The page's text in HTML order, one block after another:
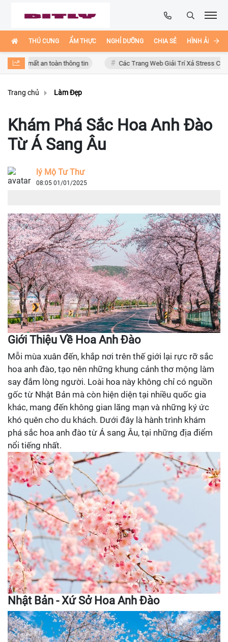
THÚ CƯNG ẨM THỰC NGHỈ DƯỠNG CHIA SẺ HÌNH ẢNH
an toàn thông tin Các Trang Web Giải Trí Xả Stress Cực Hay Ho
Trang chủ Làm Đẹp
Khám Phá Sắc Hoa Anh Đào
Từ Á Sang Âu
lý Mộ Tư Thư
08:05 01/01/2025
Giới Thiệu Về Hoa Anh Đào
Mỗi mùa xuân đến, khắp nơi trên thế giới lại rực rỡ sắc
hoa anh đào, tạo nên những khung cảnh thơ mộng làm
say đắm lòng người. Loài hoa này không chỉ có nguồn
gốc từ Nhật Bản mà còn hiện diện tại nhiều quốc gia
khác, mang đến không gian lãng mạn và những ký ức
khó quên cho du khách. Dưới đây là hành trình khám
phá sắc hoa anh đào từ Á sang Âu, tại những địa điểm
nổi tiếng nhất.
Nhật Bản - Xứ Sở Hoa Anh Đào